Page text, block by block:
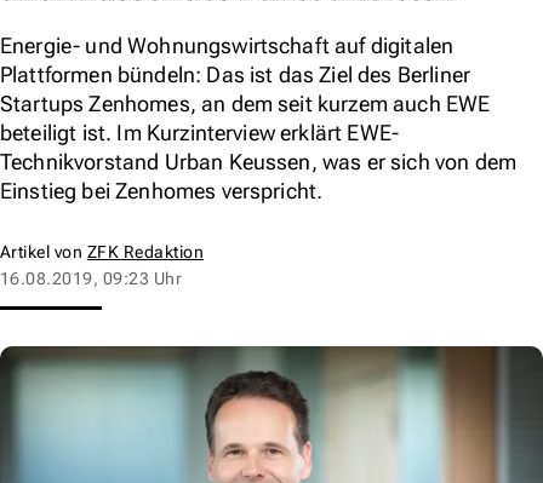
Energie- und Wohnungswirtschaft auf digitalen
Plattformen bündeln: Das ist das Ziel des Berliner
Startups Zenhomes, an dem seit kurzem auch EWE
beteiligt ist. Im Kurzinterview erklärt EWE-
Technikvorstand Urban Keussen, was er sich von dem
Einstieg bei Zenhomes verspricht.
Artikel von ZFK Redaktion
16.08.2019, 09:23 Uhr